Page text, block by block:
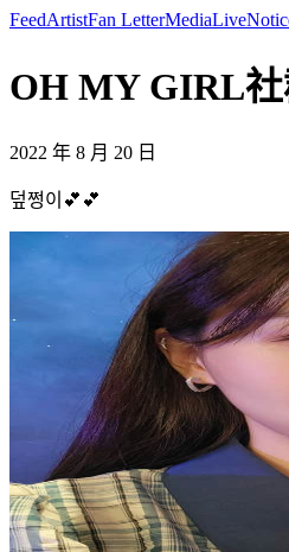
FeedArtistFan LetterMediaLive
OH MY GIRL社
2022 年 8 月 20 日
덮쩡이💕💕